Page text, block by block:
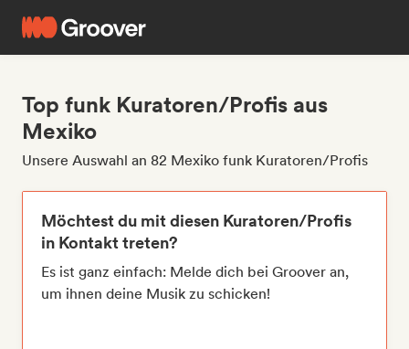
Top funk Kuratoren/Profis aus
Mexiko
Unsere Auswahl an 82 Mexiko funk Kuratoren/Profis
Möchtest du mit diesen Kuratoren/Profis
in Kontakt treten?
Es ist ganz einfach: Melde dich bei Groover an,
um ihnen deine Musik zu schicken!